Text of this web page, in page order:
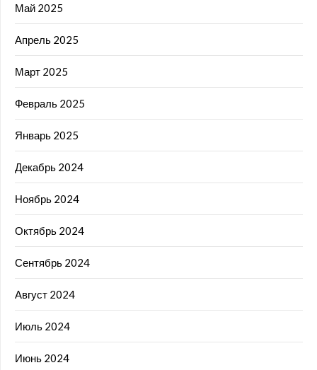
Май 2025
Апрель 2025
Март 2025
Февраль 2025
Январь 2025
Декабрь 2024
Ноябрь 2024
Октябрь 2024
Сентябрь 2024
Август 2024
Июль 2024
Июнь 2024